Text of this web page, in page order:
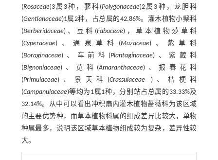
(Rosaceae)3属3种，蓼科(Polygonaceae)2属3种，龙胆科
(Gentianaceae)1属2种，占总属的42.86%。灌木植物小檗科
(Berberidaceae)、豆科(Fabaceae)，草本植物莎草科
(Cyperaceae)、通泉草科(Mazaceae)、紫草科
(Boraginaceae)、车前科(Plantaginaceae)、紫葳科
(Bignoniaceae)、苋科(Amaranthaceae)、报春花科
(Primulaceae)、景天科(Crassulaceae )、桔梗科
(Campanulaceae)等均为1属1种，分别站占总属的33.33%及
32.14%。从中可以看出冲积扇内灌木植物蔷薇科为该区域
的主要优势种，而草本植物科属的组成差异比较大，单物
种属最多，说明该区域草本植物组成较为复杂，差异性较
大。